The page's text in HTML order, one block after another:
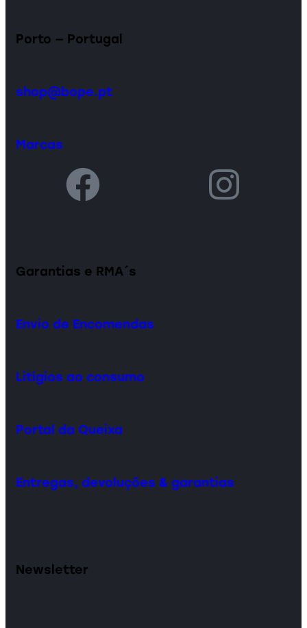
Porto — Portugal
shop@bope.pt
Marcas
Garantias e RMA´s
Envio de Encomendas
Litígios ao consumo
Portal da Queixa
Entregas, devoluções & garantias
Newsletter